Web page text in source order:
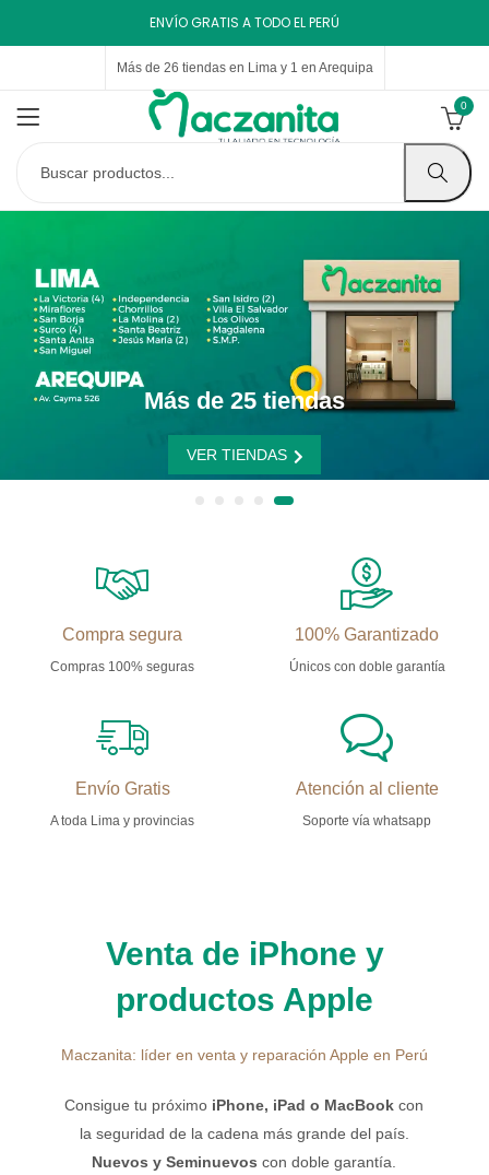
ENVÍO GRATIS A TODO EL PERÚ
Más de 26 tiendas en Lima y 1 en Arequipa
0
Más de 25 tiendas
VER TIENDAS
Compra segura
Compras 100% seguras
100% Garantizado
Únicos con doble garantía
Envío Gratis
A toda Lima y provincias
Atención al cliente
Soporte vía whatsapp
Venta de iPhone y
productos Apple
Maczanita: líder en venta y reparación Apple en Perú
Consigue tu próximo iPhone, iPad o MacBook con
la seguridad de la cadena más grande del país.
Nuevos y Seminuevos con doble garantía.